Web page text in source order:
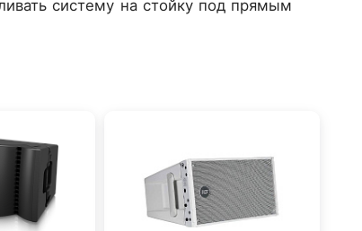
систему на стойку под прямым